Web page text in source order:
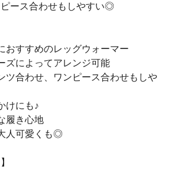
ース合わせもしやすい◎
おすすめのレッグウォーマー
ズによってアレンジ可能
ツ合わせ、ワンピース合わせもしや
けにも♪
履き心地
人可愛くも◎